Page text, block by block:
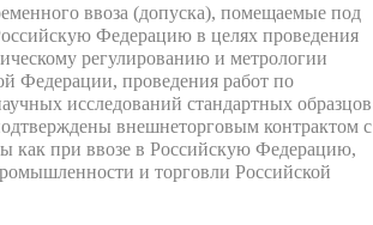
ввоза (допуска), помещаемые под
Федерацию в целях проведения
регулированию и метрологии
Федерации, проведения работ по
исследований стандартных образцов
внешнеторговым контрактом с
как при ввозе в Российскую Федерацию,
и торговли Российской